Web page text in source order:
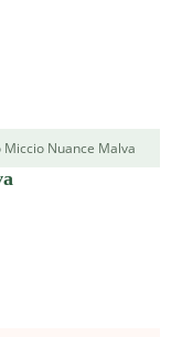
Miccio Nuance Malva